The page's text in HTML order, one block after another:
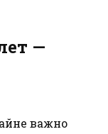
—
важно